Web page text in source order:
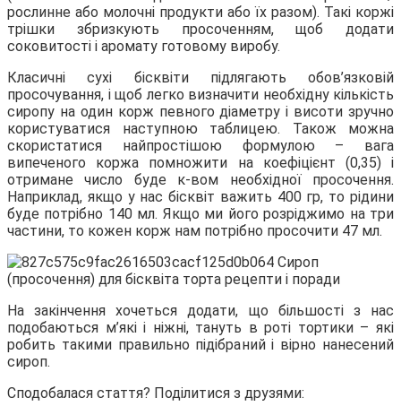
рослинне або молочні продукти або їх разом). Такі коржі
трішки збризкують просоченням, щоб додати
соковитості і аромату готовому виробу.
Класичні сухі бісквіти підлягають обов’язковій
просочування, і щоб легко визначити необхідну кількість
сиропу на один корж певного діаметру і висоти зручно
користуватися наступною таблицею. Також можна
скористатися найпростішою формулою – вага
випеченого коржа помножити на коефіцієнт (0,35) і
отримане число буде к-вом необхідної просочення.
Наприклад, якщо у нас бісквіт важить 400 гр, то рідини
буде потрібно 140 мл. Якщо ми його розріджимо на три
частини, то кожен корж нам потрібно просочити 47 мл.
На закінчення хочеться додати, що більшості з нас
подобаються м’які і ніжні, тануть в роті тортики – які
робить такими правильно підібраний і вірно нанесений
сироп.
Сподобалася стаття? Поділитися з друзями: